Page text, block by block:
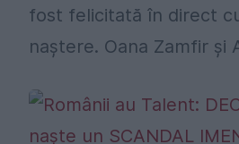
fost felicitată în direct
naștere. Oana Zamfir și